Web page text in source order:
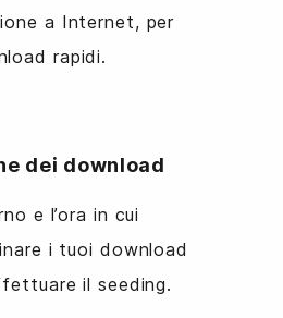
a Internet, per
rapidi.
dei download
e l’ora in cui
i tuoi download
il seeding.